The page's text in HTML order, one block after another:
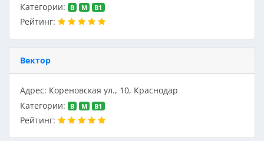
Категории:
B M В1
Рейтинг:
Вектор
Адрес: Кореновская ул., 10, Краснодар
Категории:
B M В1
Рейтинг: